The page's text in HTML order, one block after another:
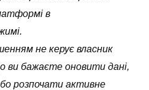
в
не керує власник
ви бажаєте оновити дані,
розпочати активне